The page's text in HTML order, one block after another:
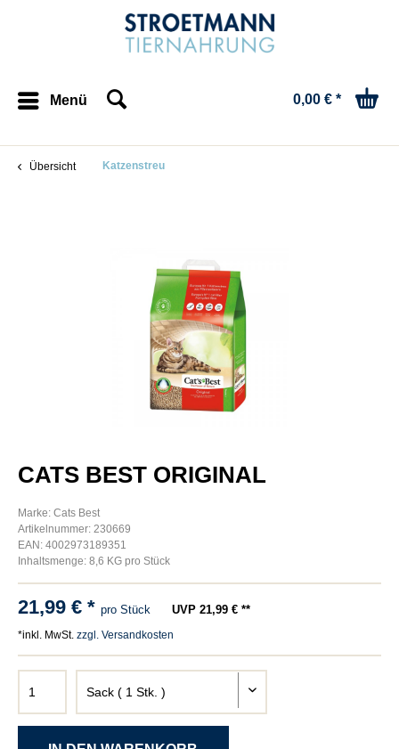
Menü 0,00 € *
Übersicht Katzenstreu
CATS BEST ORIGINAL
Marke: Cats Best
Artikelnummer: 230669
EAN: 4002973189351
Inhaltsmenge: 8,6 KG pro Stück
21,99 € * pro Stück UVP 21,99 € **
*inkl. MwSt. zzgl. Versandkosten